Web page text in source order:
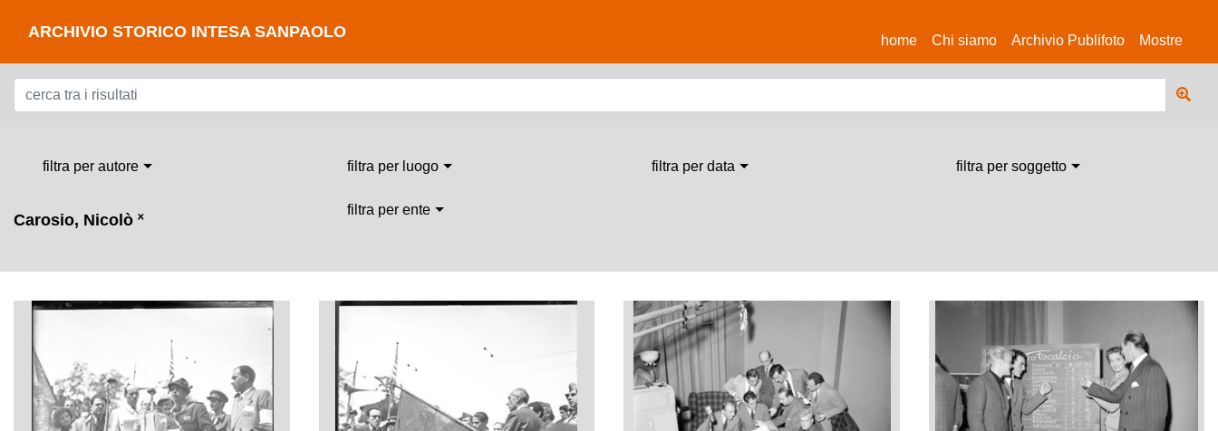
ARCHIVIO STORICO INTESA SANPAOLO home(current)
Chi siamo Archivio Publifoto Mostre
filtra per autore filtra per luogo filtra per data filtra per soggetto
Carosio, Nicolò ˟
filtra per ente